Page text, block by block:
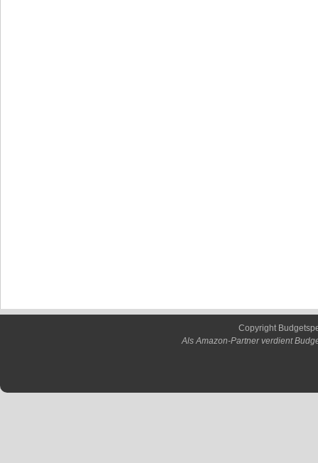
Copyright
Als Amazon-Partner verdient